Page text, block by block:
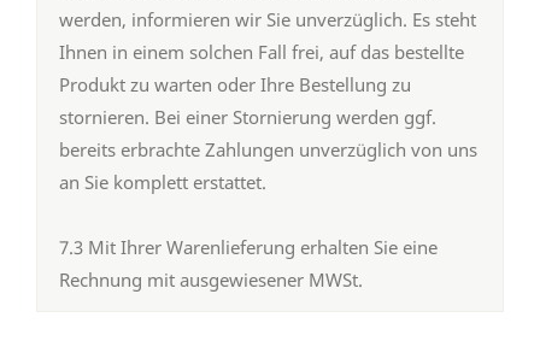
werden, informieren wir Sie unverzüglich. Es steht
Ihnen in einem solchen Fall frei, auf das bestellte
Produkt zu warten oder Ihre Bestellung zu
stornieren. Bei einer Stornierung werden ggf.
bereits erbrachte Zahlungen unverzüglich von uns
an Sie komplett erstattet.
7.3 Mit Ihrer Warenlieferung erhalten Sie eine
Rechnung mit ausgewiesener MWSt.